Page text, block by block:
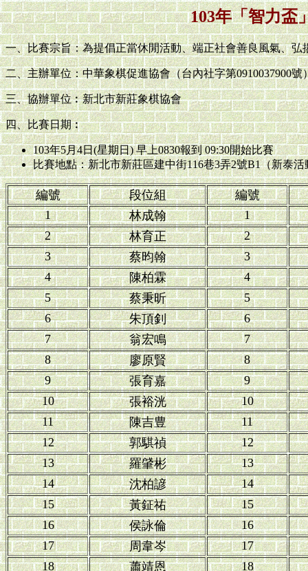
103年「智力盃
一、比賽宗旨：為提倡正當休閒活動、端正社會善良風氣、弘
二、主辦單位：中華象棋促進協會（台內社字第0910037900號
三、協辦單位︰新北市新莊象棋協會
四、比賽日期︰
103年5月4日(星期日) 早上0830報到 09:30開始比賽
比賽地點：新北市新莊區建中街116巷3弄2號B1（新泰活
編號 段位組
編號
1
林成翰
1
2
林育正
2
3
蔡昀翰
3
4
陳柏霖
4
5
蔡秉昕
5
6
朱頂釗
6
7
翁宏鳴
7
8
廖原賢
8
9
張育嘉
9
10
張裕洸
10
11
陳吉豊
11
12
郭騏禎
12
13
羅肈彬
13
14
沈柏諺
14
15
黃鉦祐
15
16
侯詠倫
16
17
周韋岑
17
18
蕭靖恩
18